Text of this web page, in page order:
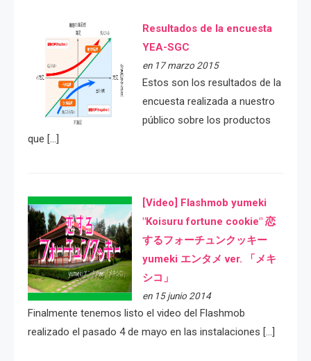
Resultados de la encuesta
YEA-SGC
en 17 marzo 2015
Estos son los resultados de la
encuesta realizada a nuestro
público sobre los productos
que […]
[Video] Flashmob yumeki
"Koisuru fortune cookie" 恋
するフォーチュンクッキー
yumeki エンタメ ver. 「メキ
シコ」
en 15 junio 2014
Finalmente tenemos listo el video del Flashmob
realizado el pasado 4 de mayo en las instalaciones […]